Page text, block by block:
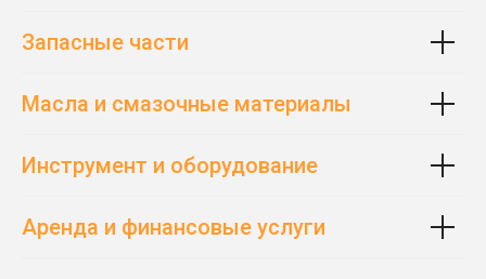
Запасные части
Масла и смазочные материалы
Инструмент и оборудование
Аренда и финансовые услуги